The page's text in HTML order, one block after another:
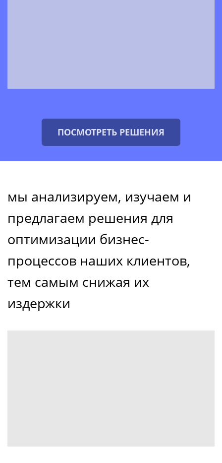
ПОСМОТРЕТЬ РЕШЕНИЯ
мы анализируем, изучаем и
предлагаем решения для
оптимизации бизнес-
процессов наших клиентов,
тем самым снижая их
издержки